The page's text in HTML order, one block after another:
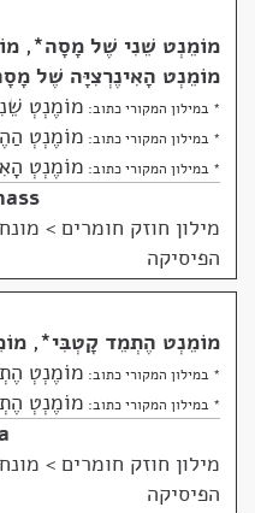
מוֹמֵנְט שֵׁנִי שֶׁל מָסָה*
,
מוֹמֵנְט הָאִינֶרְצִיָּה שֶׁל
* במילון המקורי כתוב: מוֹמֶנְטְ
* במילון המקורי כתוב: מוֹמֶנְטְ
* במילון המקורי כתוב: מוֹמֶנְטְ
מילון חוזק חומרים >
הפיסיקה
מוֹמֵנְט הֶתְמֵד קָטְבִּי*
,
* במילון המקורי כתוב: מוֹמֶנְטְ
* במילון המקורי כתוב: מוֹמֶנְטְ
מילון חוזק חומרים >
הפיסיקה